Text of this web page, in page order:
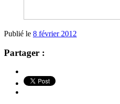
Publié le 8 février 2012
Partager :